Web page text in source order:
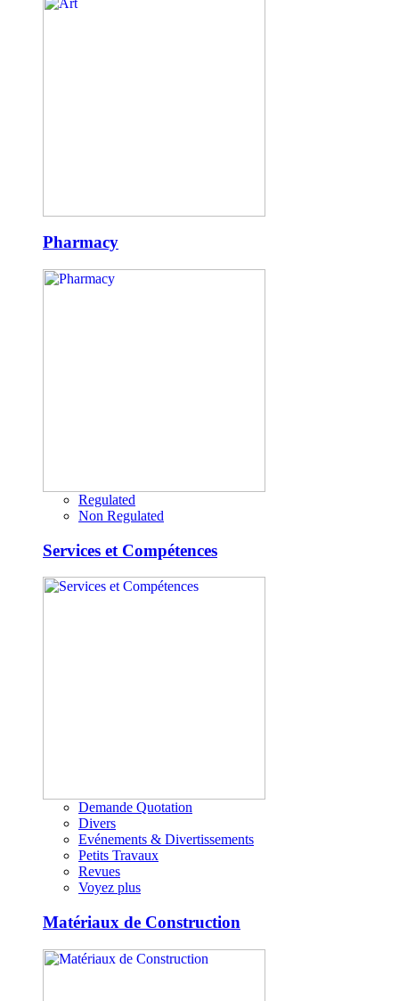
Pharmacy
Regulated
Non Regulated
Services et Compétences
Demande Quotation
Divers
Evénements & Divertissements
Petits Travaux
Revues
Voyez plus
Matériaux de Construction